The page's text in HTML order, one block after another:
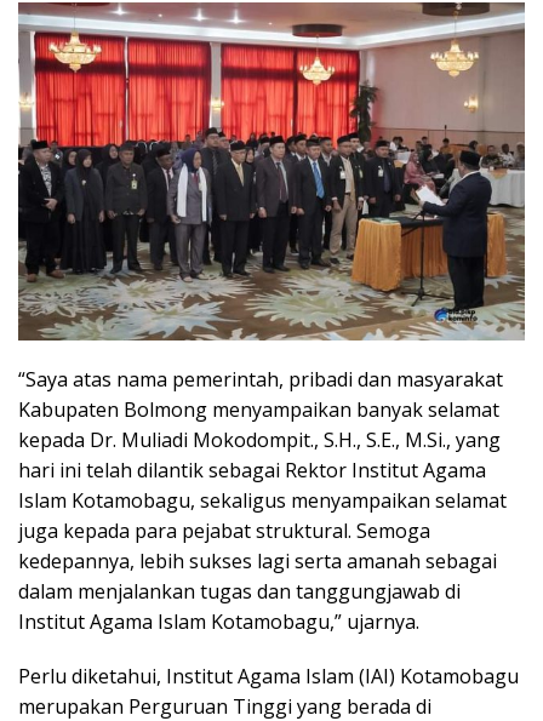
“Saya atas nama pemerintah, pribadi dan masyarakat
Kabupaten Bolmong menyampaikan banyak selamat
kepada Dr. Muliadi Mokodompit., S.H., S.E., M.Si., yang
hari ini telah dilantik sebagai Rektor Institut Agama
Islam Kotamobagu, sekaligus menyampaikan selamat
juga kepada para pejabat struktural. Semoga
kedepannya, lebih sukses lagi serta amanah sebagai
dalam menjalankan tugas dan tanggungjawab di
Institut Agama Islam Kotamobagu,” ujarnya.
Perlu diketahui, Institut Agama Islam (IAI) Kotamobagu
merupakan Perguruan Tinggi yang berada di